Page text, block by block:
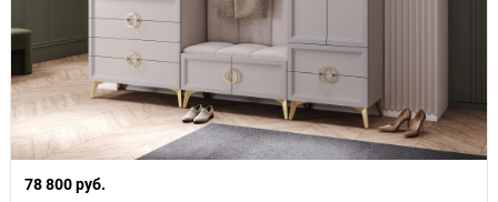
78 800 руб.